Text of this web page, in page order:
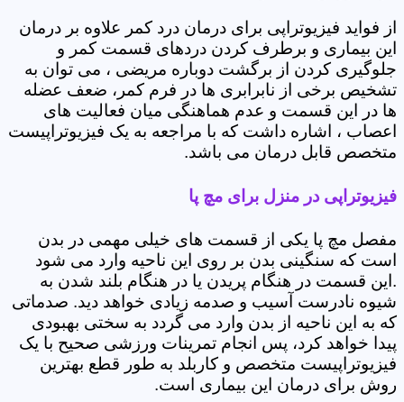
از فواید فیزیوتراپی برای درمان درد کمر علاوه بر درمان
این بیماری و برطرف کردن دردهای قسمت کمر و
جلوگیری کردن از برگشت دوباره مریضی ، می توان به
تشخیص برخی از نابرابری ها در فرم کمر، ضعف عضله
ها در این قسمت و عدم هماهنگی میان فعالیت های
اعصاب ، اشاره داشت که با مراجعه به یک فیزیوتراپیست
متخصص قابل درمان می باشد.
فیزیوتراپی در منزل برای مچ پا
مفصل مچ پا یکی از قسمت های خیلی مهمی در بدن
است که سنگینی بدن بر روی این ناحیه وارد می شود
.این قسمت در هنگام پریدن یا در هنگام بلند شدن به
شیوه نادرست آسیب و صدمه زیادی خواهد دید. صدماتی
که به این ناحیه از بدن وارد می گردد به سختی بهبودی
پیدا خواهد کرد، پس انجام تمرینات ورزشی صحیح با یک
فیزیوتراپیست متخصص و کاربلد به طور قطع بهترین
روش برای درمان این بیماری است.